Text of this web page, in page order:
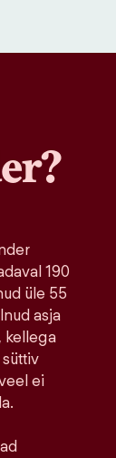
190
üle 55
asja
kellega
ei